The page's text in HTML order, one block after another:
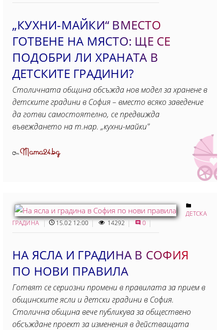
„КУХНИ-МАЙКИ“ ВМЕСТО
ГОТВЕНЕ НА МЯСТО: ЩЕ СЕ
ПОДОБРИ ЛИ ХРАНАТА В
ДЕТСКИТЕ ГРАДИНИ?
Столичната община обсъжда нов модел за хранене в
детските градини в София – вместо всяко заведение
да готви самостоятелно, се предвижда
въвеждането на т.нар. „кухни-майки"
ОтMama24.bg
ДЕТСКА
ГРАДИНА
15.02 12:00 14292 0
НА ЯСЛА И ГРАДИНА В СОФИЯ
ПО НОВИ ПРАВИЛА
Готвят се сериозни промени в правилата за прием в
общинските ясли и детски градини в София.
Столична община вече публикува за обществено
обсъждане проект за изменения в действащата